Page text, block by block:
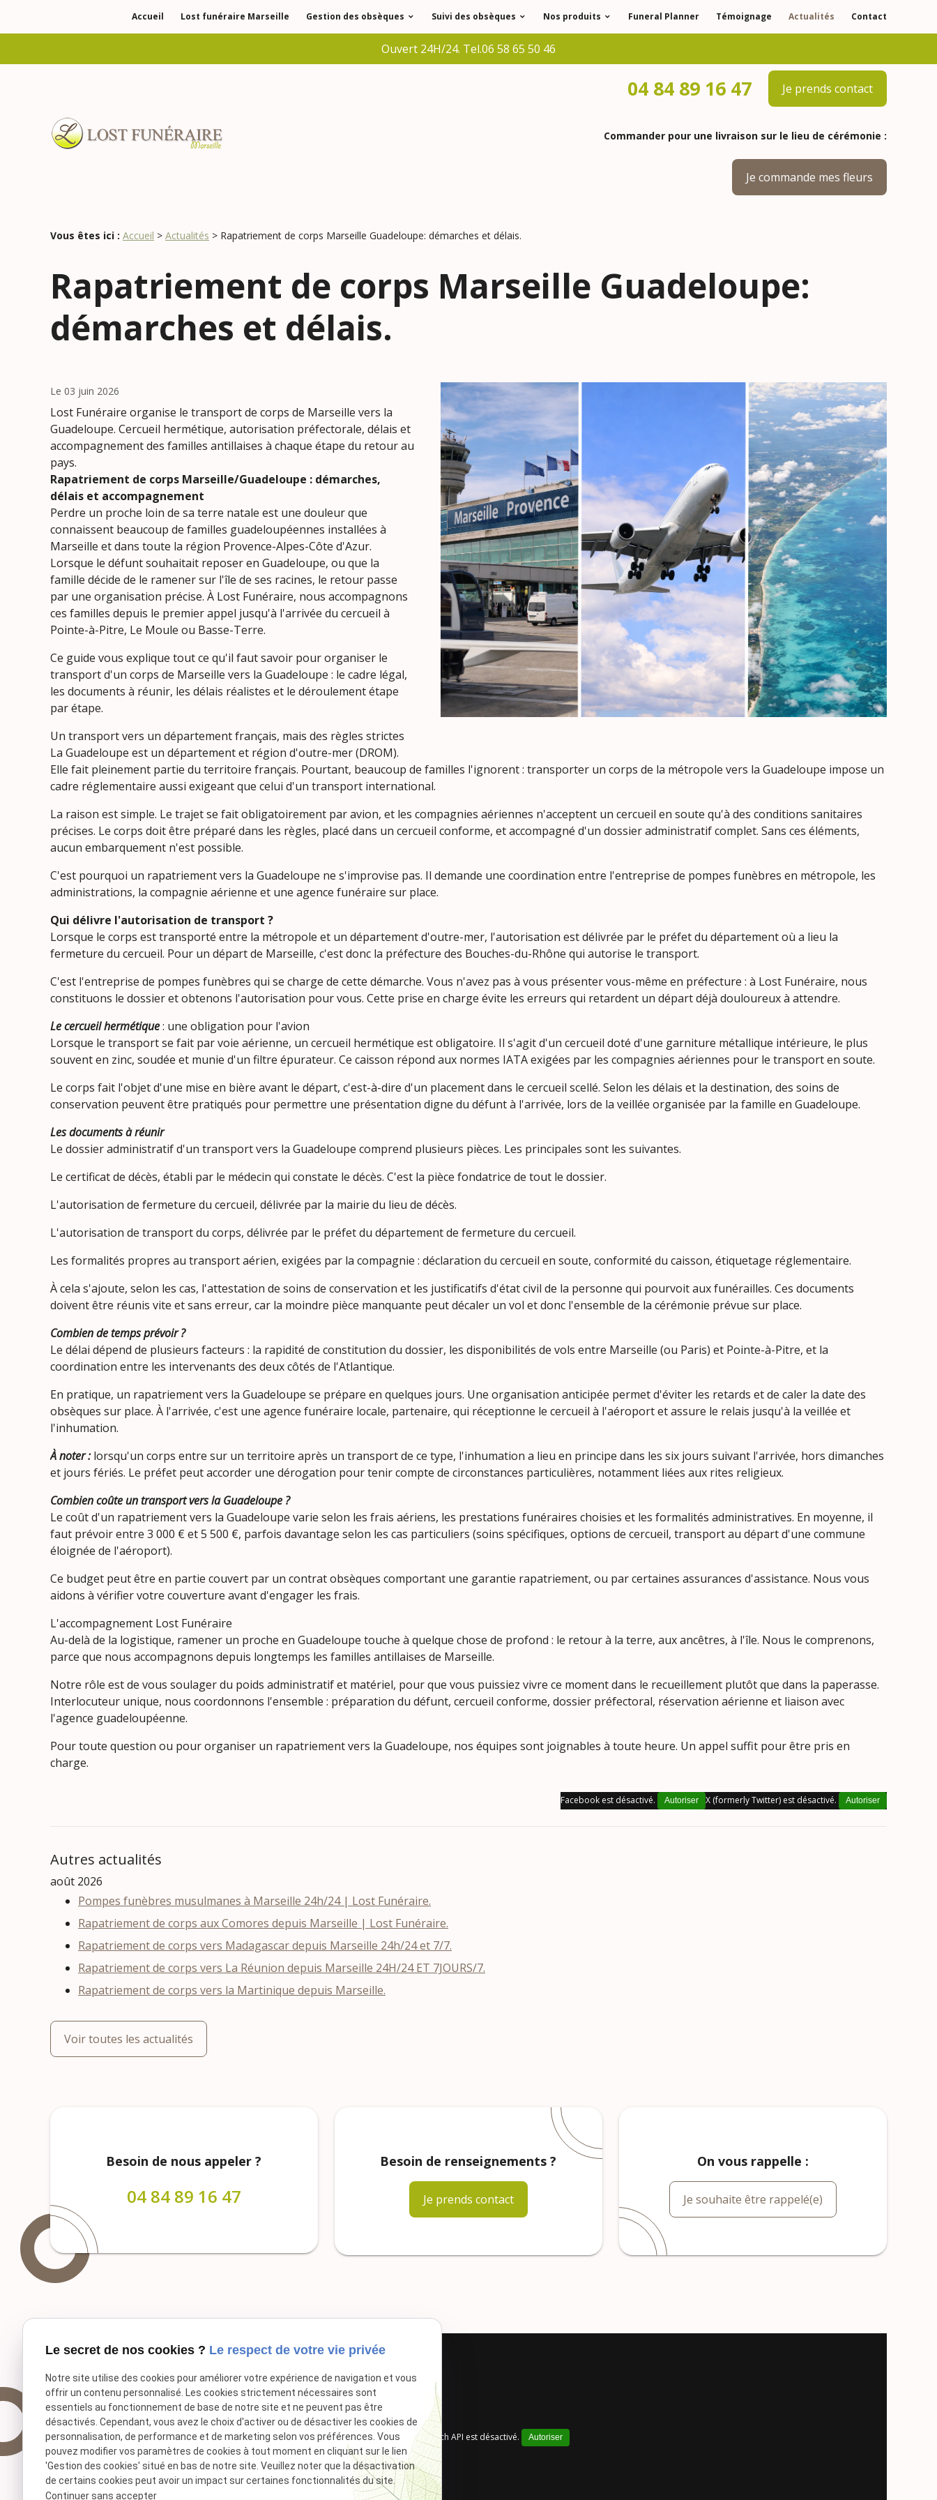
Accueil Lost funéraire Marseille Gestion des obsèques Suivi des obsèques Nos produits Funeral Planner Témoignage Actualités Contact
Ouvert 24H/24. Tel.06 58 65 50 46
04 84 89 16 47 Je prends contact
Commander pour une livraison sur le lieu de cérémonie :
Je commande mes fleurs
Vous êtes ici : Accueil > Actualités > Rapatriement de corps Marseille Guadeloupe: démarches et délais.
Rapatriement de corps Marseille Guadeloupe:
démarches et délais.
Le 03 juin 2026
Lost Funéraire organise le transport de corps de Marseille vers la
Guadeloupe. Cercueil hermétique, autorisation préfectorale, délais et
accompagnement des familles antillaises à chaque étape du retour au
pays.
Rapatriement de corps Marseille/Guadeloupe : démarches,
délais et accompagnement
Perdre un proche loin de sa terre natale est une douleur que
connaissent beaucoup de familles guadeloupéennes installées à
Marseille et dans toute la région Provence-Alpes-Côte d'Azur.
Lorsque le défunt souhaitait reposer en Guadeloupe, ou que la
famille décide de le ramener sur l'île de ses racines, le retour passe
par une organisation précise. À Lost Funéraire, nous accompagnons
ces familles depuis le premier appel jusqu'à l'arrivée du cercueil à
Pointe-à-Pitre, Le Moule ou Basse-Terre.
Ce guide vous explique tout ce qu'il faut savoir pour organiser le
transport d'un corps de Marseille vers la Guadeloupe : le cadre légal,
les documents à réunir, les délais réalistes et le déroulement étape
par étape.
Un transport vers un département français, mais des règles strictes
La Guadeloupe est un département et région d'outre-mer (DROM).
Elle fait pleinement partie du territoire français. Pourtant, beaucoup de familles l'ignorent : transporter un corps de la métropole vers la Guadeloupe impose un
cadre réglementaire aussi exigeant que celui d'un transport international.
La raison est simple. Le trajet se fait obligatoirement par avion, et les compagnies aériennes n'acceptent un cercueil en soute qu'à des conditions sanitaires
précises. Le corps doit être préparé dans les règles, placé dans un cercueil conforme, et accompagné d'un dossier administratif complet. Sans ces éléments,
aucun embarquement n'est possible.
C'est pourquoi un rapatriement vers la Guadeloupe ne s'improvise pas. Il demande une coordination entre l'entreprise de pompes funèbres en métropole, les
administrations, la compagnie aérienne et une agence funéraire sur place.
Qui délivre l'autorisation de transport ?
Lorsque le corps est transporté entre la métropole et un département d'outre-mer, l'autorisation est délivrée par le préfet du département où a lieu la
fermeture du cercueil. Pour un départ de Marseille, c'est donc la préfecture des Bouches-du-Rhône qui autorise le transport.
C'est l'entreprise de pompes funèbres qui se charge de cette démarche. Vous n'avez pas à vous présenter vous-même en préfecture : à Lost Funéraire, nous
constituons le dossier et obtenons l'autorisation pour vous. Cette prise en charge évite les erreurs qui retardent un départ déjà douloureux à attendre.
Le cercueil hermétique: une obligation pour l'avion
Lorsque le transport se fait par voie aérienne, un cercueil hermétique est obligatoire. Il s'agit d'un cercueil doté d'une garniture métallique intérieure, le plus
souvent en zinc, soudée et munie d'un filtre épurateur. Ce caisson répond aux normes IATA exigées par les compagnies aériennes pour le transport en soute.
Le corps fait l'objet d'une mise en bière avant le départ, c'est-à-dire d'un placement dans le cercueil scellé. Selon les délais et la destination, des soins de
conservation peuvent être pratiqués pour permettre une présentation digne du défunt à l'arrivée, lors de la veillée organisée par la famille en Guadeloupe.
Les documents à réunir
Le dossier administratif d'un transport vers la Guadeloupe comprend plusieurs pièces. Les principales sont les suivantes.
Le certificat de décès, établi par le médecin qui constate le décès. C'est la pièce fondatrice de tout le dossier.
L'autorisation de fermeture du cercueil, délivrée par la mairie du lieu de décès.
L'autorisation de transport du corps, délivrée par le préfet du département de fermeture du cercueil.
Les formalités propres au transport aérien, exigées par la compagnie : déclaration du cercueil en soute, conformité du caisson, étiquetage réglementaire.
À cela s'ajoute, selon les cas, l'attestation de soins de conservation et les justificatifs d'état civil de la personne qui pourvoit aux funérailles. Ces documents
doivent être réunis vite et sans erreur, car la moindre pièce manquante peut décaler un vol et donc l'ensemble de la cérémonie prévue sur place.
Combien de temps prévoir ?
Le délai dépend de plusieurs facteurs : la rapidité de constitution du dossier, les disponibilités de vols entre Marseille (ou Paris) et Pointe-à-Pitre, et la
coordination entre les intervenants des deux côtés de l'Atlantique.
En pratique, un rapatriement vers la Guadeloupe se prépare en quelques jours. Une organisation anticipée permet d'éviter les retards et de caler la date des
obsèques sur place. À l'arrivée, c'est une agence funéraire locale, partenaire, qui réceptionne le cercueil à l'aéroport et assure le relais jusqu'à la veillée et
l'inhumation.
À noter :lorsqu'un corps entre sur un territoire après un transport de ce type, l'inhumation a lieu en principe dans les six jours suivant l'arrivée, hors dimanches
et jours fériés. Le préfet peut accorder une dérogation pour tenir compte de circonstances particulières, notamment liées aux rites religieux.
Combien coûte un transport vers la Guadeloupe ?
Le coût d'un rapatriement vers la Guadeloupe varie selon les frais aériens, les prestations funéraires choisies et les formalités administratives. En moyenne, il
faut prévoir entre 3 000 € et 5 500 €, parfois davantage selon les cas particuliers (soins spécifiques, options de cercueil, transport au départ d'une commune
éloignée de l'aéroport).
Ce budget peut être en partie couvert par un contrat obsèques comportant une garantie rapatriement, ou par certaines assurances d'assistance. Nous vous
aidons à vérifier votre couverture avant d'engager les frais.
L'accompagnement Lost Funéraire
Au-delà de la logistique, ramener un proche en Guadeloupe touche à quelque chose de profond : le retour à la terre, aux ancêtres, à l'île. Nous le comprenons,
parce que nous accompagnons depuis longtemps les familles antillaises de Marseille.
Notre rôle est de vous soulager du poids administratif et matériel, pour que vous puissiez vivre ce moment dans le recueillement plutôt que dans la paperasse.
Interlocuteur unique, nous coordonnons l'ensemble : préparation du défunt, cercueil conforme, dossier préfectoral, réservation aérienne et liaison avec
l'agence guadeloupéenne.
Pour toute question ou pour organiser un rapatriement vers la Guadeloupe, nos équipes sont joignables à toute heure. Un appel suffit pour être pris en
charge.
X (formerly Twitter) est désactivé. Autoriser
Facebook est désactivé. Autoriser
Autres actualités
août 2026
Pompes funèbres musulmanes à Marseille 24h/24 | Lost Funéraire.
Rapatriement de corps aux Comores depuis Marseille | Lost Funéraire.
Rapatriement de corps vers Madagascar depuis Marseille 24h/24 et 7/7.
Rapatriement de corps vers La Réunion depuis Marseille 24H/24 ET 7JOURS/7.
Rapatriement de corps vers la Martinique depuis Marseille.
Voir toutes les actualités
Besoin de nous appeler ?
04 84 89 16 47
Besoin de renseignements ?
Je prends contact
On vous rappelle :
Je souhaite être rappelé(e)
Google Maps Search API est désactivé. Autoriser
Le secret de nos cookies ? Le respect de votre vie privée
Notre site utilise des cookies pour améliorer votre expérience de navigation et vous
offrir un contenu personnalisé. Les cookies strictement nécessaires sont
essentiels au fonctionnement de base de notre site et ne peuvent pas être
désactivés. Cependant, vous avez le choix d'activer ou de désactiver les cookies de
personnalisation, de performance et de marketing selon vos préférences. Vous
pouvez modifier vos paramètres de cookies à tout moment en cliquant sur le lien
'Gestion des cookies' situé en bas de notre site. Veuillez noter que la désactivation
de certains cookies peut avoir un impact sur certaines fonctionnalités du site.
Continuer sans accepter